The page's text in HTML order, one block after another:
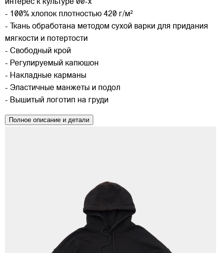
интерес к культуре 00-х
- 100% хлопок плотностью 420 г/м²
- Ткань обработана методом сухой варки для придания
мягкости и потертости
- Свободный крой
- Регулируемый капюшон
- Накладные карманы
- Эластичные манжеты и подол
- Вышитый логотип на груди
Полное описание и детали